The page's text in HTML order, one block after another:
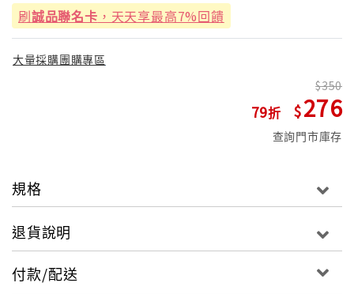
刷誠品聯名卡 ，天天享最高7%回饋
大量採購團購專區
79
350
276
查詢門市庫存
規格
退貨說明
付款/配送